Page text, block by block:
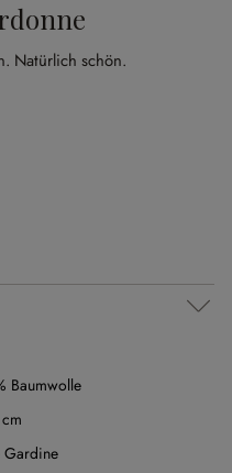
Natürlich schön.
Baumwolle
Gardine